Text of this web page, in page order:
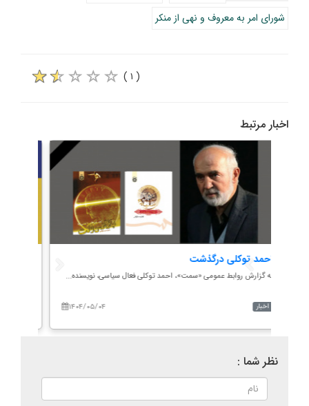
شورای امر به معروف و نهی از منکر
( ۱ )
اخبار مرتبط
احمد توکلی درگذشت
به گزارش روابط عمومی «سمت»، احمد توکلی فعال سیاسی، نویسنده...
۱۴۰۴/۰۵/۰۴ اخبار
نظر شما :